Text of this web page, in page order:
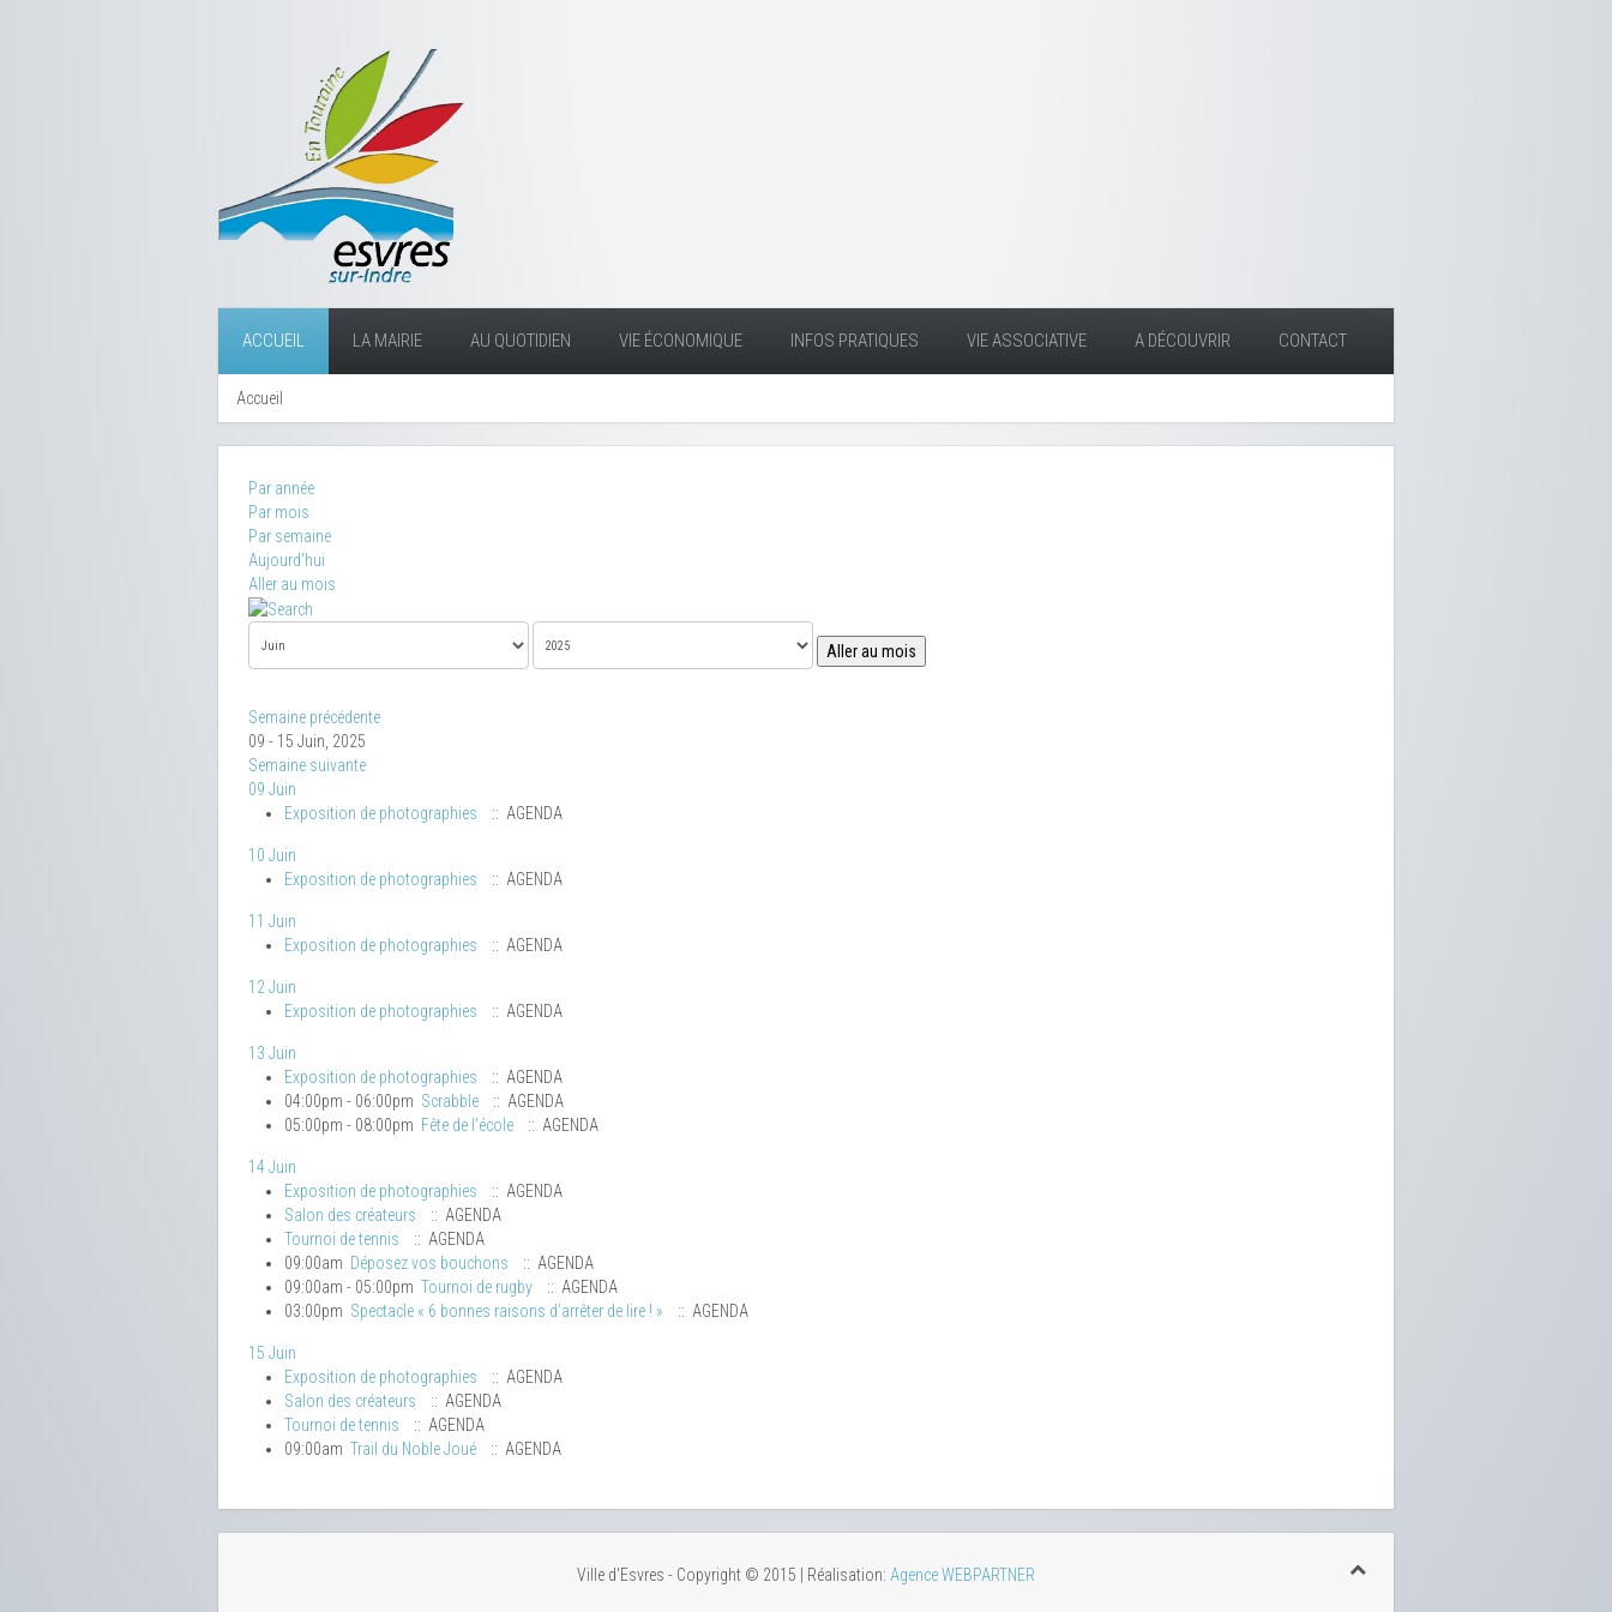
ACCUEIL LA MAIRIE AU QUOTIDIEN VIE ÉCONOMIQUE INFOS PRATIQUES VIE ASSOCIATIVE A DÉCOUVRIR CONTACT
Accueil
Par année
Par mois
Par semaine
Aujourd'hui
Aller au mois
Aller au mois
Semaine précédente
09 - 15 Juin, 2025
Semaine suivante
09 Juin
Exposition de photographies
:: AGENDA
10 Juin
Exposition de photographies
:: AGENDA
11 Juin
Exposition de photographies
:: AGENDA
12 Juin
Exposition de photographies
:: AGENDA
13 Juin
Exposition de photographies
:: AGENDA
04:00pm - 06:00pm Scrabble
:: AGENDA
05:00pm - 08:00pm Fête de l'école :: AGENDA
14 Juin
Exposition de photographies
:: AGENDA
Salon des créateurs
:: AGENDA
Tournoi de tennis
:: AGENDA
09:00am Déposez vos bouchons
:: AGENDA
09:00am - 05:00pm Tournoi de rugby
:: AGENDA
03:00pm Spectacle « 6 bonnes raisons d’arrêter de lire ! » :: AGENDA
15 Juin
Exposition de photographies
:: AGENDA
Salon des créateurs
:: AGENDA
Tournoi de tennis
:: AGENDA
09:00am Trail du Noble Joué :: AGENDA
Ville d'Esvres - Copyright © 2015 | Réalisation: Agence WEBPARTNER